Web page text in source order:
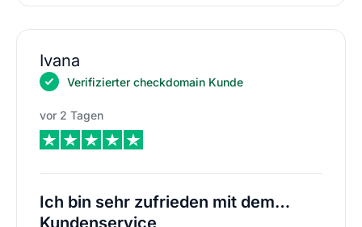
Ivana
Verifizierter checkdomain Kunde
vor 2 Tagen
Ich bin sehr zufrieden mit dem…
Kundenservice